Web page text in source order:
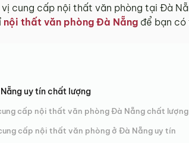
cung cấp nội thất văn phòng tại Đà
nội thất văn phòng Đà Nẵng để bạn có
uy tín chất lượng
cấp nội thất văn phòng Đà Nẵng chất lượng
cấp nội thất văn phòng ở Đà Nẵng uy tín